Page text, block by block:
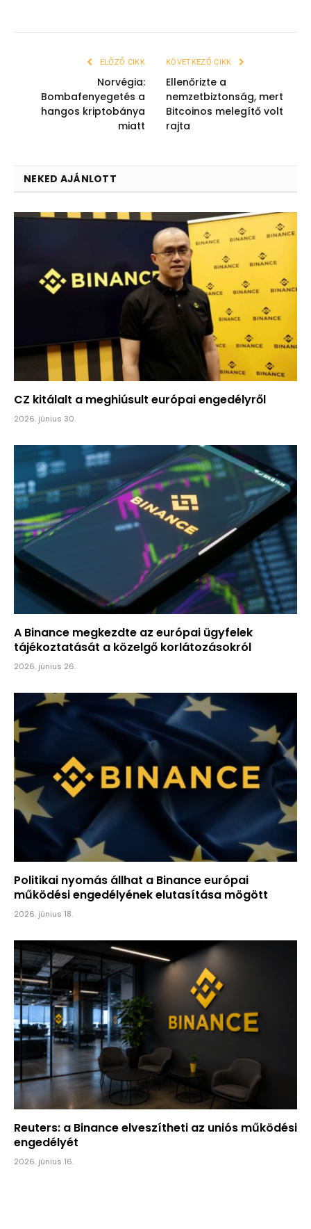
ELŐZŐ CIKK
Norvégia:
Bombafenyegetés a
hangos kriptobánya
miatt
KÖVETKEZŐ CIKK
Ellenőrizte a
nemzetbiztonság, mert
Bitcoinos melegítő volt
rajta
NEKED AJÁNLOTT
CZ kitálalt a meghiúsult európai engedélyről
2026. június 30.
A Binance megkezdte az európai ügyfelek
tájékoztatását a közelgő korlátozásokról
2026. június 26.
Politikai nyomás állhat a Binance európai
működési engedélyének elutasítása mögött
2026. június 18.
Reuters: a Binance elveszítheti az uniós működési
engedélyét
2026. június 16.